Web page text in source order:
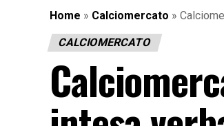
Home » Calciomercato »
CALCIOMERCATO